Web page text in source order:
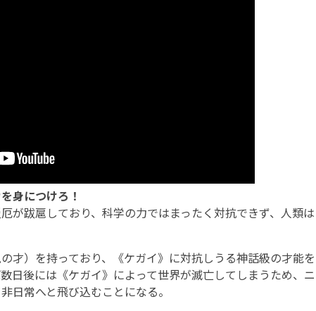
身につけろ！
が跋扈しており、科学の力ではまったく対抗できず、人類は
才）を持っており、《ケガイ》に対抗しうる神話級の才能を
日後には《ケガイ》によって世界が滅亡してしまうため、ニ
日常へと飛び込むことになる。